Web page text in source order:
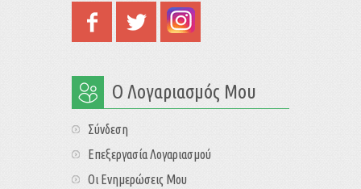
Ο Λογαριασμός Μου
Σύνδεση
Επεξεργασία Λογαριασμού
Οι Ενημερώσεις Μου